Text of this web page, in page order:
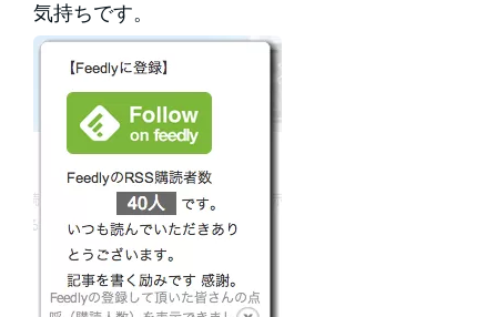
気持ちです。